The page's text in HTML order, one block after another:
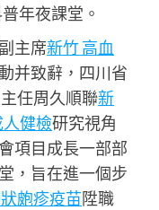
年夜課堂。
主席新竹 高血
并致辭，四川省
任周久順聯新
健檢研究視角
項目成長一部部
，旨在進一個步
皰疹疫苗陞職